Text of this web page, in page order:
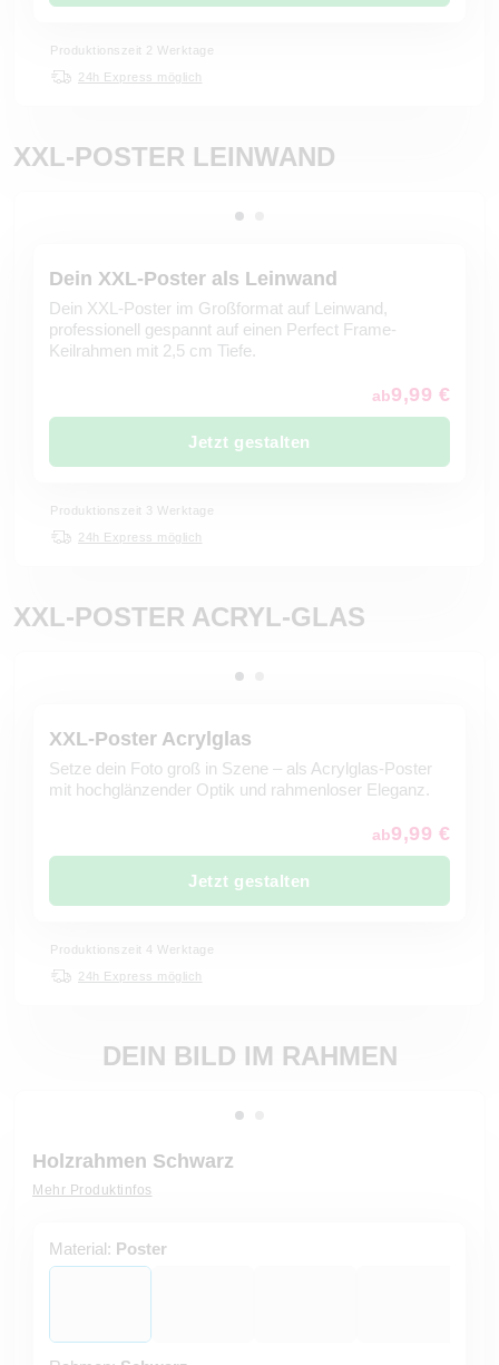
Produktionszeit 2 Werktage
24h Express möglich
XXL-POSTER LEINWAND
Dein XXL-Poster als Leinwand
Dein XXL-Poster im Großformat auf Leinwand,
professionell gespannt auf einen Perfect Frame-
Keilrahmen mit 2,5 cm Tiefe.
ab9,99 €
Jetzt gestalten
Produktionszeit 3 Werktage
24h Express möglich
XXL-POSTER ACRYL-GLAS
XXL-Poster Acrylglas
Setze dein Foto groß in Szene – als Acrylglas-Poster
mit hochglänzender Optik und rahmenloser Eleganz.
ab9,99 €
Jetzt gestalten
Produktionszeit 4 Werktage
24h Express möglich
DEIN BILD IM RAHMEN
Holzrahmen Schwarz
Mehr Produktinfos
Material: Poster